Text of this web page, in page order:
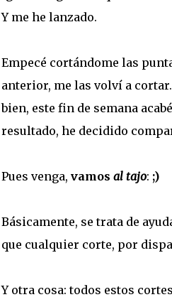
Y me he lanzado.
Empecé cortándome las
anterior, me las volví a
bien, este fin de semana
resultado, he decidido
Pues venga, vamos al tajo: ;)
Básicamente, se trata de
que cualquier corte, por
Y otra cosa: todos estos